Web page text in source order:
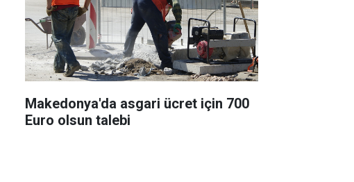
Makedonya'da asgari ücret için 700
Euro olsun talebi